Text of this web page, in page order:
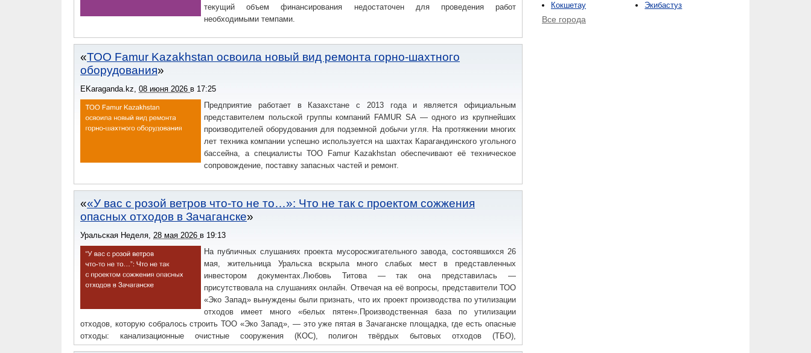
текущий объем финансирования недостаточен для проведения работ
необходимыми темпами.
ТОО Famur Kazakhstan освоила новый вид ремонта горно-шахтного
оборудования
EKaraganda.kz, 08 июня 2026 в 17:25
Предприятие работает в Казахстане с 2013 года и является официальным
представителем польской группы компаний FAMUR SA — одного из крупнейших
производителей оборудования для подземной добычи угля. На протяжении многих
лет техника компании успешно используется на шахтах Карагандинского угольного
бассейна, а специалисты ТОО Famur Kazakhstan обеспечивают её техническое
сопровождение, поставку запасных частей и ремонт.
«У вас с розой ветров что-то не то…»: Что не так с проектом сожжения
опасных отходов в Зачаганске
Уральская Неделя, 28 мая 2026 в 19:13
На публичных слушаниях проекта мусоросжигательного завода, состоявшихся 26
мая, жительница Уральска вскрыла много слабых мест в представленных
инвестором документах.Любовь Титова — так она представилась —
присутствовала на слушаниях онлайн. Отвечая на её вопросы, представители ТОО
«Эко Запад» вынуждены были признать, что их проект производства по утилизации
отходов имеет много «белых пятен».Производственная база по утилизации
отходов, которую собралось строить ТОО «Эко Запад», — это уже пятая в Зачаганске площадка, где есть опасные
отходы: канализационные очистные сооружения (КОС), полигон твёрдых бытовых отходов (ТБО),
мусоросортировочный комплекс, бесхозный полигон токсичных отходов.
Кокшетау
Экибастуз
Все города